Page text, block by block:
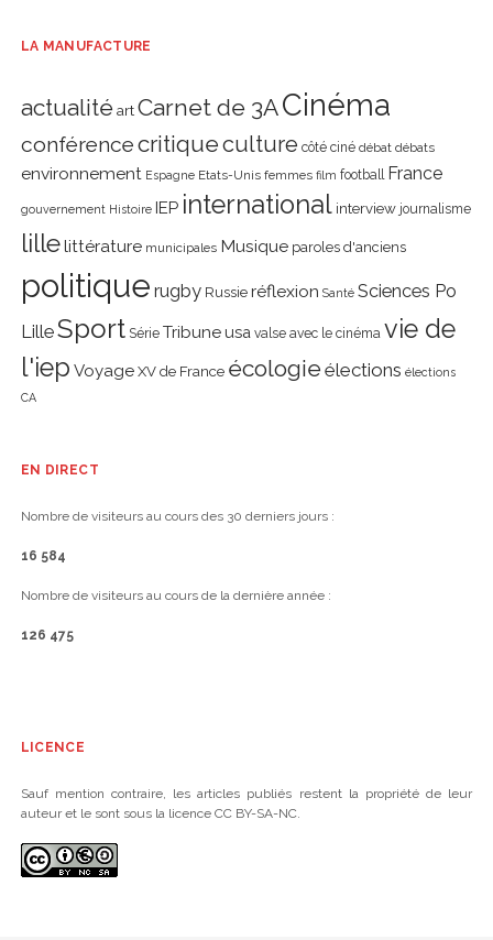
LA MANUFACTURE
actualité art Carnet de 3ACinéma
conférencecritiqueculture côté ciné débat débats
environnement Espagne Etats-Unis femmes film football France
gouvernement Histoire IEP international interview journalisme
lillelittérature municipales Musique paroles d'anciens
politique rugby Russie réflexion Santé Sciences Po
LilleSport Série Tribune usa valse avec le cinéma vie de
l'iep Voyage XV de France écologie élections élections
CA
EN DIRECT
Nombre de visiteurs au cours des 30 derniers jours :
16 584
Nombre de visiteurs au cours de la dernière année :
126 475
LICENCE
Sauf mention contraire, les articles publiés restent la propriété de leur
auteur et le sont sous la licence CC BY-SA-NC.